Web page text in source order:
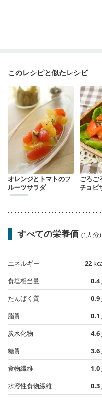
このレシピと似たレシピ
オレンジとトマトのフ
ルーツサラダ
ごろご
チョビ
すべての栄養価 (1人分)
エネルギー 22
食塩相当量
0.4
たんぱく質
0.9
脂質
0.1
炭水化物
4.6
糖質
3.6
食物繊維
1.0
水溶性食物繊維
0.3